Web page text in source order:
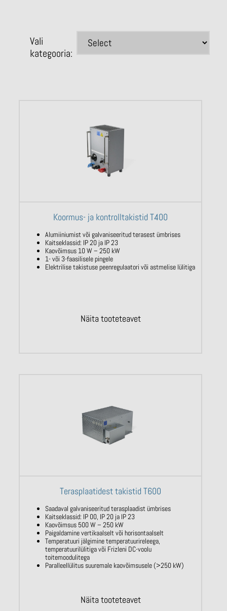
Vali
kategooria:
Koormus- ja kontrolltakistid T400
Alumiiniumist või galvaniseeritud terasest ümbrises
Kaitseklassid: IP 20 ja IP 23
Kaovõimsus 10 W – 250 kW
1- või 3-faasilisele pingele
Elektrilise takistuse peenregulaatori või astmelise lülitiga
Näita tooteteavet
Terasplaatidest takistid T600
Saadaval galvaniseeritud terasplaadist ümbrises
Kaitseklassid: IP 00, IP 20 ja IP 23
Kaovõimsus 500 W – 250 kW
Paigaldamine vertikaalselt või horisontaalselt
Temperatuuri jälgimine temperatuurireleega,
temperatuurilülitiga või Frizleni DC-voolu
toitemoodulitega
Paralleellülitus suuremale kaovõimsusele (>250 kW)
Näita tooteteavet